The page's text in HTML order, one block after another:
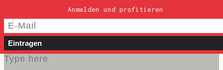
post@smil-luzern.ch
Anmelden und profitieren